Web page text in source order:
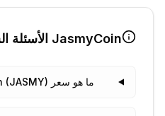
JasmyCoin الأسئلة
ما هو سعر JasmyCoin (JASMY) اليوم؟